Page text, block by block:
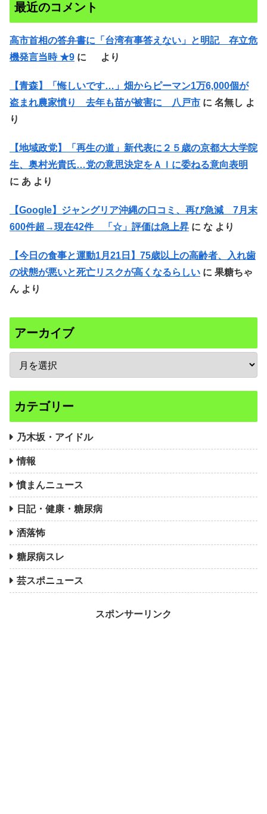
最近のコメント
高市首相の答弁書に「台湾有事答えない」と明記 存立危
機発言当時 ★9 に より
【青森】「悔しいです…」畑からピーマン1万6,000個が
盗まれ農家憤り 去年も苗が被害に 八戸市 に 名無し よ
り
【地域政党】「再生の道」新代表に２５歳の京都大大学院
生、奥村光貴氏…党の意思決定をＡＩに委ねる意向表明
に あ より
【Google】ジャングリア沖縄の口コミ、再び急減 7月末
600件超→現在42件 「☆」評価は急上昇 に な より
【今日の食事と運動1月21日】75歳以上の高齢者、入れ歯
の状態が悪いと死亡リスクが高くなるらしい に 果糖ちゃ
ん より
アーカイブ
カテゴリー
乃木坂・アイドル
情報
憤まんニュース
日記・健康・糖尿病
洒落怖
糖尿病スレ
芸スポニュース
スポンサーリンク